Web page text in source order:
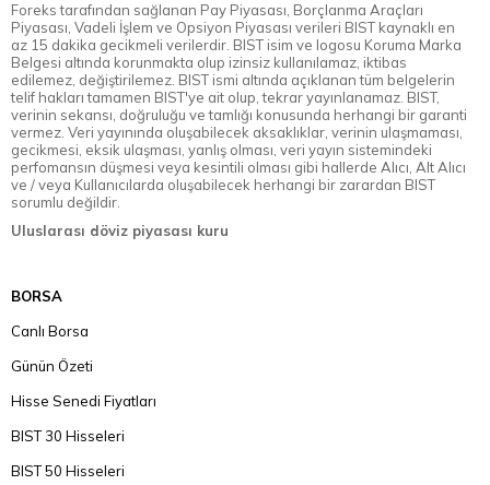
Foreks tarafından sağlanan Pay Piyasası, Borçlanma Araçları
Piyasası, Vadeli İşlem ve Opsiyon Piyasası verileri BIST kaynaklı en
az 15 dakika gecikmeli verilerdir. BIST isim ve logosu Koruma Marka
Belgesi altında korunmakta olup izinsiz kullanılamaz, iktibas
edilemez, değiştirilemez. BIST ismi altında açıklanan tüm belgelerin
telif hakları tamamen BIST'ye ait olup, tekrar yayınlanamaz. BIST,
verinin sekansı, doğruluğu ve tamlığı konusunda herhangi bir garanti
vermez. Veri yayınında oluşabilecek aksaklıklar, verinin ulaşmaması,
gecikmesi, eksik ulaşması, yanlış olması, veri yayın sistemindeki
perfomansın düşmesi veya kesintili olması gibi hallerde Alıcı, Alt Alıcı
ve / veya Kullanıcılarda oluşabilecek herhangi bir zarardan BIST
sorumlu değildir.
Uluslarası döviz piyasası kuru
BORSA
Canlı Borsa
Günün Özeti
Hisse Senedi Fiyatları
BIST 30 Hisseleri
BIST 50 Hisseleri